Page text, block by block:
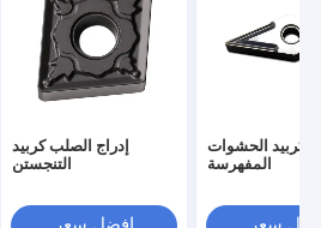
إدراج الصلب كربيد
التنجستن
كربيد الحشوات
المفهرسة